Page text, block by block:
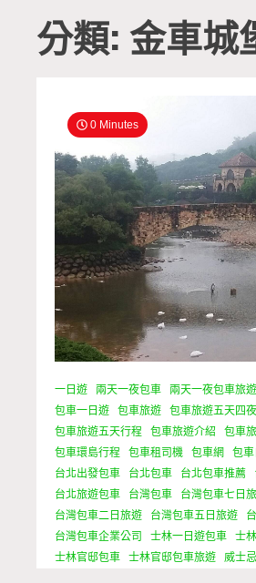
分類: 金車城
0 Minutes
一日遊 兩天一夜包車 兩天一夜包車旅遊
包車一日遊
包車旅遊 包車旅遊五天四
包車旅遊五天行程
包車旅遊介紹 包車
包車環島行程
包車租司機 包車網 包
台北出發包車
台北包車 台北包車推薦
台北旅遊包車
台灣包車 台灣包車七日
台灣包車二日旅遊
台灣包車五日旅遊
台灣包車企業公司
士林一日遊包車 士
士林官邸包車
士林官邸包車旅遊 威士